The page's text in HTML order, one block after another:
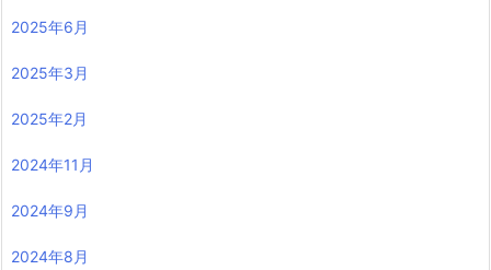
2025年6月
2025年3月
2025年2月
2024年11月
2024年9月
2024年8月